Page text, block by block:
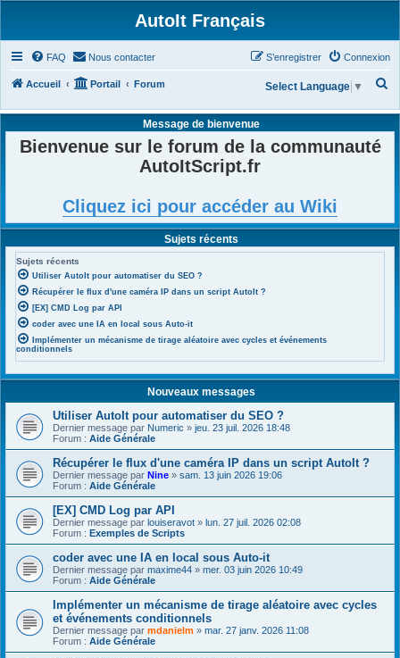
AutoIt Français
FAQ Nous contacter Connexion
S’enregistrer
Accueil Portail Forum
h
Select Language ▼
Message de bienvenue
Bienvenue sur le forum de la communauté
AutoItScript.fr
Cliquez ici pour accéder au Wiki
Sujets récents
Sujets récents
Utiliser AutoIt pour automatiser du SEO ?
Récupérer le flux d'une caméra IP dans un script AutoIt ?
[EX] CMD Log par API
coder avec une IA en local sous Auto-it
Implémenter un mécanisme de tirage aléatoire avec cycles et événements
conditionnels
Nouveaux messages
Utiliser AutoIt pour automatiser du SEO ?
Dernier message par Numeric » jeu. 23 juil. 2026 18:48
Forum : Aide Générale
Récupérer le flux d'une caméra IP dans un script AutoIt ?
Dernier message par Nine » sam. 13 juin 2026 19:06
Forum : Aide Générale
[EX] CMD Log par API
Dernier message par louiseravot » lun. 27 juil. 2026 02:08
Forum : Exemples de Scripts
coder avec une IA en local sous Auto-it
Dernier message par maxime44 » mer. 03 juin 2026 10:49
Forum : Aide Générale
Implémenter un mécanisme de tirage aléatoire avec cycles
et événements conditionnels
Dernier message par mdanielm » mar. 27 janv. 2026 11:08
Forum : Aide Générale